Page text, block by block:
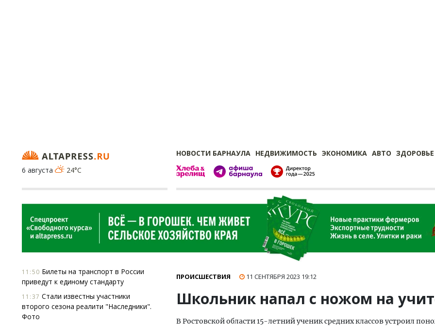
НОВОСТИ БАРНАУЛА НЕДВИЖИМОСТЬ ЭКОНОМИКА АВТО ЗДОРОВЬЕ
6 августа
24°C
11:50 Билеты на транспорт в России
приведут к единому стандарту
11:37 Стали известны участники
второго сезона реалити "Наследники".
Фото
ПРОИСШЕСТВИЯ 11 СЕНТЯБРЯ 2023 19:12
Школьник напал с ножом на
В Ростовской области 15-летний ученик средних классов устроил